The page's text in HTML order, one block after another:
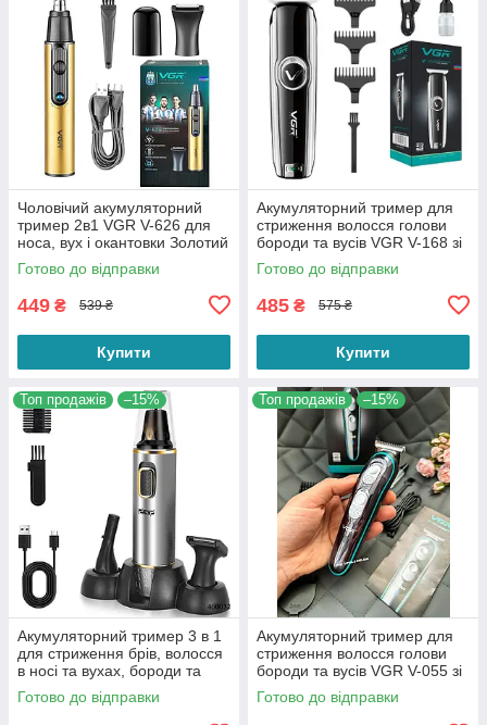
Чоловічий акумуляторний
тример 2в1 VGR V-626 для
носа, вух і окантовки Золотий
Готово до відправки
449 ₴ 539 ₴
Купити
Акумуляторний тример для
стриження волосся голови
бороди та вусів VGR V-168 зі
змінними насадками
Готово до відправки
485 ₴ 575 ₴
Купити
Топ продажів –15%
Акумуляторний тример 3 в 1
для стриження брів, волосся
в носі та вухах, бороди та
вусів DSP 40032
Готово до відправки
Топ продажів –15%
Акумуляторний тример для
стриження волосся голови
бороди та вусів VGR V-055 зі
змінними насадками
Готово до відправки